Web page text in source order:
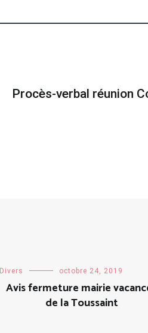
Procès-verbal réunion
Divers octobre 24, 2019
Avis fermeture mairie
de la Toussaint